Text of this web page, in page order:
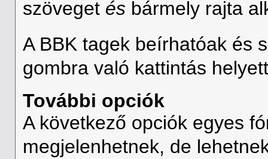
szöveget és bármely rajta
A BBK tagek beírhatóak és
gombra való kattintás
További opciók
A következő opciók egyes
megjelenhetnek, de